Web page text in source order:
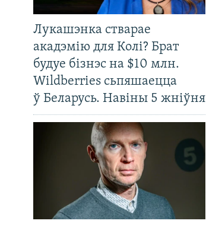
Лукашэнка стварае
акадэмію для Колі? Брат
будуе бізнэс на $10 млн.
Wildberries сьпяшаецца
ў Беларусь. Навіны 5 жніўня